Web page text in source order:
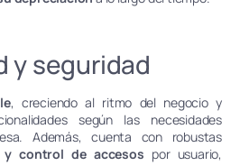
y seguridad
, creciendo al ritmo del negocio y
según las necesidades
Además, cuenta con robustas
y control de accesos por usuario,